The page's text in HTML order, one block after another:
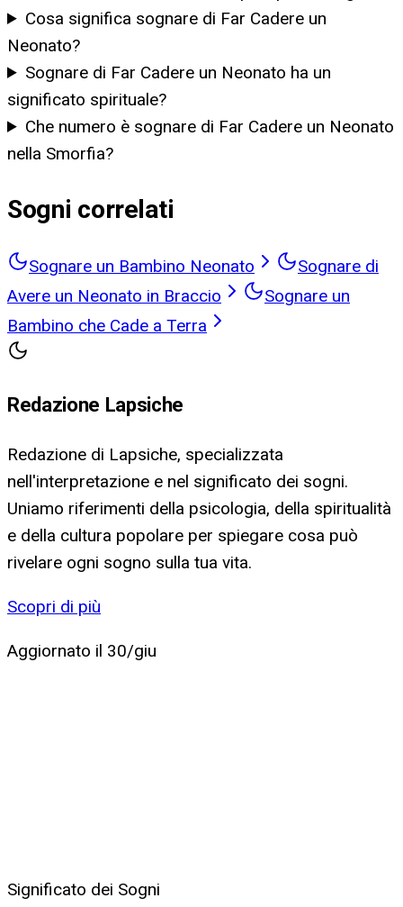
Cosa significa sognare di Far Cadere un
Neonato?
Sognare di Far Cadere un Neonato ha un
significato spirituale?
Che numero è sognare di Far Cadere un Neonato
nella Smorfia?
Sogni correlati
Sognare un Bambino Neonato
Sognare di
Avere un Neonato in Braccio
Sognare un
Bambino che Cade a Terra
Redazione Lapsiche
Redazione di Lapsiche, specializzata
nell'interpretazione e nel significato dei sogni.
Uniamo riferimenti della psicologia, della spiritualità
e della cultura popolare per spiegare cosa può
rivelare ogni sogno sulla tua vita.
Scopri di più
Aggiornato il 30/giu
Significato dei Sogni